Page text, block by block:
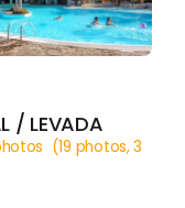
/ LEVADA
(19 photos, 3